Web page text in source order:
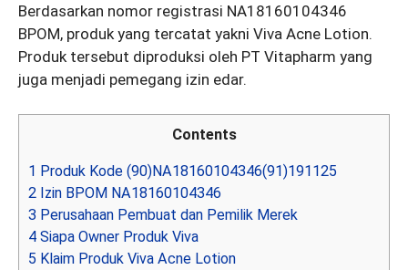
Berdasarkan nomor registrasi NA18160104346
BPOM, produk yang tercatat yakni Viva Acne Lotion.
Produk tersebut diproduksi oleh PT Vitapharm yang
juga menjadi pemegang izin edar.
Contents
1 Produk Kode (90)NA18160104346(91)191125
2 Izin BPOM NA18160104346
3 Perusahaan Pembuat dan Pemilik Merek
4 Siapa Owner Produk Viva
5 Klaim Produk Viva Acne Lotion